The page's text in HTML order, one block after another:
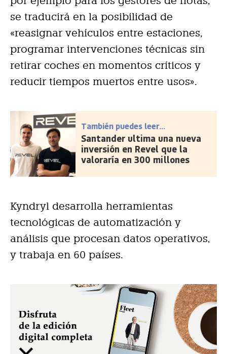
se traducirá en la posibilidad de
«reasignar vehículos entre estaciones,
programar intervenciones técnicas sin
retirar coches en momentos críticos y
reducir tiempos muertos entre usos».
También puedes leer...
Santander ultima una nueva
inversión en Revel que la
valoraría en 300 millones
Kyndryl desarrolla herramientas
tecnológicas de automatización y
análisis que procesan datos operativos,
y trabaja en 60 países.